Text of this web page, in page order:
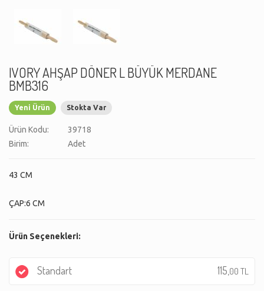
IVORY AHŞAP DÖNER L BÜYÜK MERDANE
BMB316
Yeni Ürün Stokta Var
Ürün Kodu:
39718
Birim:
Adet
43 CM
ÇAP:6 CM
Ürün Seçenekleri:
Standart 115, 00 TL